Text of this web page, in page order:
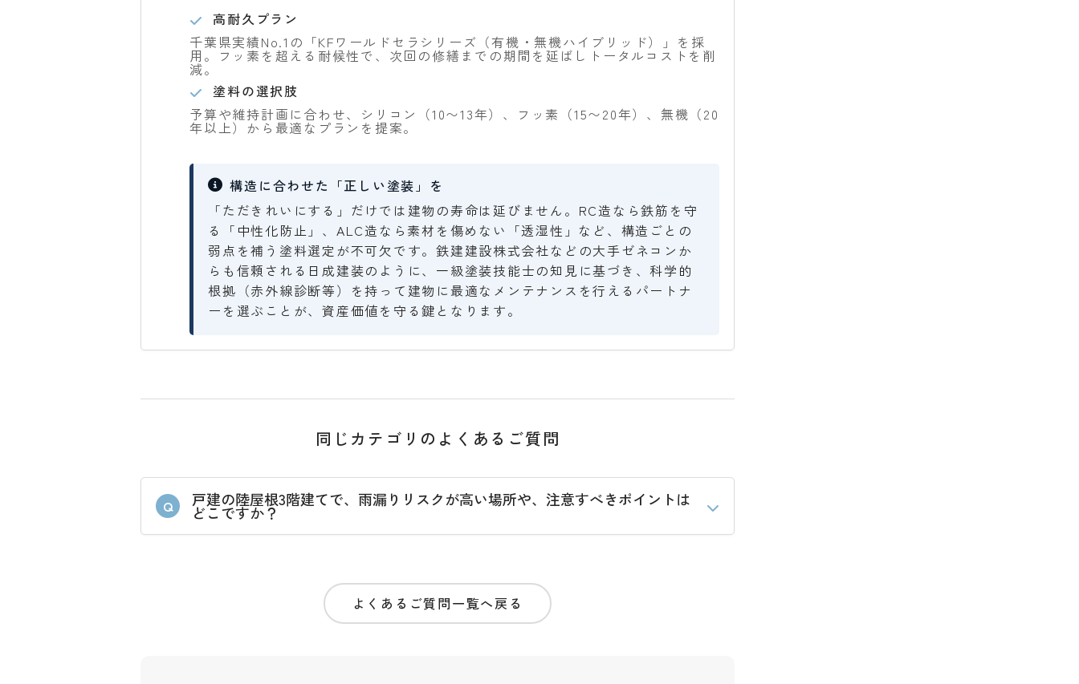
高耐久プラン
千葉県実績No.1の「KFワールドセラシリーズ（有機・無機ハイブリッド）」を採
用。フッ素を超える耐候性で、次回の修繕までの期間を延ばしトータルコストを削
減。
塗料の選択肢
予算や維持計画に合わせ、シリコン（10〜13年）、フッ素（15〜20年）、無機（20
年以上）から最適なプランを提案。
構造に合わせた「正しい塗装」を
「ただきれいにする」だけでは建物の寿命は延びません。RC造なら鉄筋を守
る「中性化防止」、ALC造なら素材を傷めない「透湿性」など、構造ごとの
弱点を補う塗料選定が不可欠です。鉄建建設株式会社などの大手ゼネコンか
らも信頼される日成建装のように、一級塗装技能士の知見に基づき、科学的
根拠（赤外線診断等）を持って建物に最適なメンテナンスを行えるパートナ
ーを選ぶことが、資産価値を守る鍵となります。
同じカテゴリのよくあるご質問
Q 戸建の陸屋根3階建てで、雨漏りリスクが高い場所や、注意すべきポイントは
どこですか？
よくあるご質問一覧へ戻る